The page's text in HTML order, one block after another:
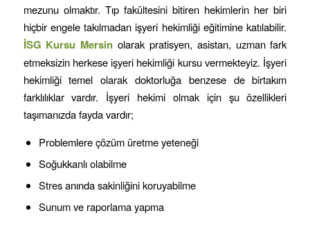
mezunu olmaktır. Tıp fakültesini bitiren hekimlerin her biri
hiçbir engele takılmadan işyeri hekimliği eğitimine katılabilir.
İSG Kursu Mersin olarak pratisyen, asistan, uzman fark
etmeksizin herkese işyeri hekimliği kursu vermekteyiz. İşyeri
hekimliği temel olarak doktorluğa benzese de birtakım
farklılıklar vardır. İşyeri hekimi olmak için şu özellikleri
taşımanızda fayda vardır;
Problemlere çözüm üretme yeteneği
Soğukkanlı olabilme
Stres anında sakinliğini koruyabilme
Sunum ve raporlama yapma